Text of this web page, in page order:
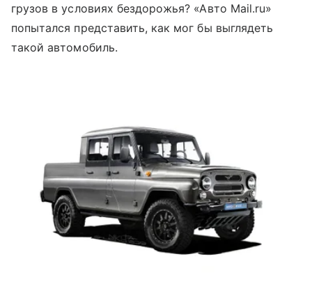
грузов в условиях бездорожья? «Авто Mail.ru»
попытался представить, как мог бы выглядеть
такой автомобиль.